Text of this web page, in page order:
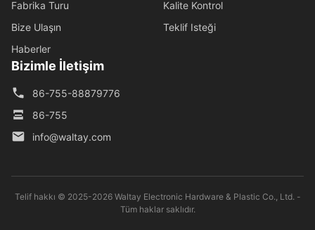
Fabrika Turu
Kalite Kontrol
Bize Ulaşın
Teklif Isteği
Haberler
Bizimle İletişim
86-755-88879776
86-755
info@waltay.com
Telif hakkı © 2025-2026 Waltay Electronic Hardware & Plastic Co., Ltd. -
Tüm haklar saklıdır.